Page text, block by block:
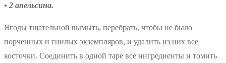
• 2 апельсина.
Ягоды тщательной вымыть, перебрать, чтобы не было
порченных и гнилых экземпляров, и удалить из них все
косточки. Соединить в одной таре все ингредиенты и томить